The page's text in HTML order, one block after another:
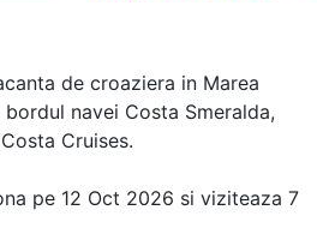
de croaziera in Marea
navei Costa Smeralda,
Cruises.
pe 12 Oct 2026 si viziteaza 7